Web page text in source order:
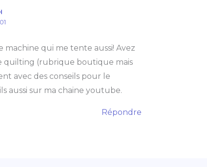
machine qui me tente aussi! Avez
quilting (rubrique boutique mais
avec des conseils pour le
aussi sur ma chaine youtube.
Répondre